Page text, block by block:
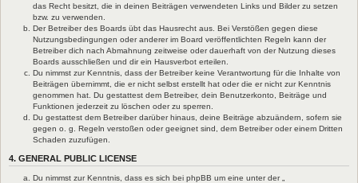
das Recht besitzt, die in deinen Beiträgen verwendeten Links und Bilder zu setzen
bzw. zu verwenden.
Der Betreiber des Boards übt das Hausrecht aus. Bei Verstößen gegen diese
Nutzungsbedingungen oder anderer im Board veröffentlichten Regeln kann der
Betreiber dich nach Abmahnung zeitweise oder dauerhaft von der Nutzung dieses
Boards ausschließen und dir ein Hausverbot erteilen.
Du nimmst zur Kenntnis, dass der Betreiber keine Verantwortung für die Inhalte von
Beiträgen übernimmt, die er nicht selbst erstellt hat oder die er nicht zur Kenntnis
genommen hat. Du gestattest dem Betreiber, dein Benutzerkonto, Beiträge und
Funktionen jederzeit zu löschen oder zu sperren.
Du gestattest dem Betreiber darüber hinaus, deine Beiträge abzuändern, sofern sie
gegen o. g. Regeln verstoßen oder geeignet sind, dem Betreiber oder einem Dritten
Schaden zuzufügen.
4. GENERAL PUBLIC LICENSE
Du nimmst zur Kenntnis, dass es sich bei phpBB um eine unter der „